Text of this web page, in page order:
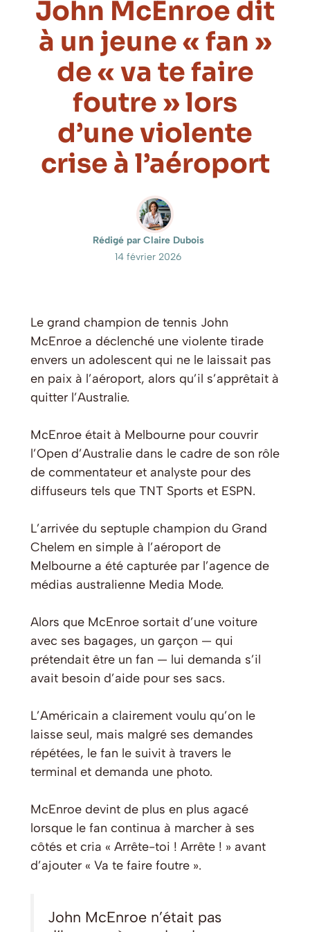
John McEnroe dit
à un jeune « fan »
de « va te faire
foutre » lors
d’une violente
crise à l’aéroport
Rédigé par Claire Dubois
14 février 2026
Le grand champion de tennis John
McEnroe a déclenché une violente tirade
envers un adolescent qui ne le laissait pas
en paix à l’aéroport, alors qu’il s’apprêtait à
quitter l’Australie.
McEnroe était à Melbourne pour couvrir
l’Open d’Australie dans le cadre de son rôle
de commentateur et analyste pour des
diffuseurs tels que TNT Sports et ESPN.
L’arrivée du septuple champion du Grand
Chelem en simple à l’aéroport de
Melbourne a été capturée par l’agence de
médias australienne Media Mode.
Alors que McEnroe sortait d’une voiture
avec ses bagages, un garçon — qui
prétendait être un fan — lui demanda s’il
avait besoin d’aide pour ses sacs.
L’Américain a clairement voulu qu’on le
laisse seul, mais malgré ses demandes
répétées, le fan le suivit à travers le
terminal et demanda une photo.
McEnroe devint de plus en plus agacé
lorsque le fan continua à marcher à ses
côtés et cria « Arrête-toi ! Arrête ! » avant
d’ajouter « Va te faire foutre ».
John McEnroe n’était pas